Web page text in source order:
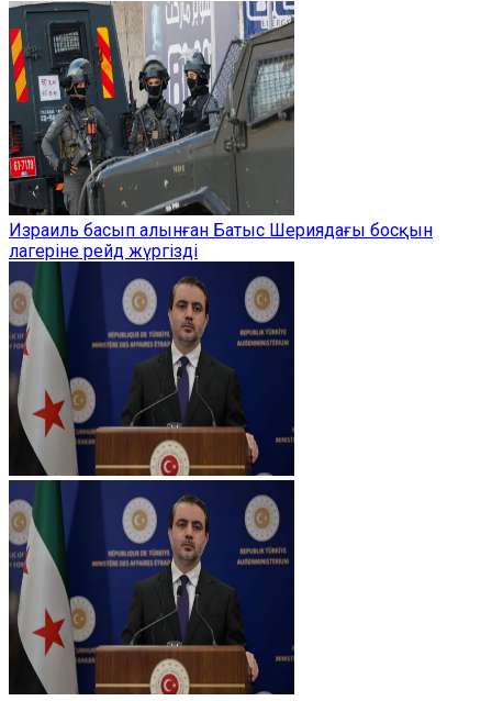
Израиль басып алынған Батыс Шериядағы босқын
лагеріне рейд жүргізді